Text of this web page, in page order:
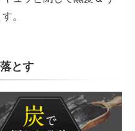
。
とす